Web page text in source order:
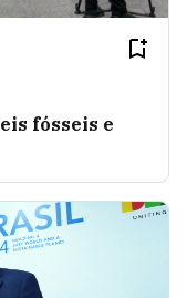
fósseis e